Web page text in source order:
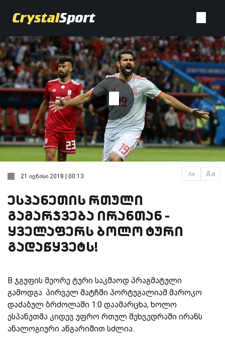
Aa Aa
21 ივნისი 2018 | 00:13
ესპანეთის რთული
გამარჯვება ირანთან -
ყველაფერს ბოლო ტური
გადაწყვეტს!
B ჯგუფის მეორე ტური საკმაოდ პრაგმატული
გამოდგა. პირველ მატჩში პორტუგალიამ მაროკო
დაძაბულ ბრძოლაში 1:0 დაამარცხა, ხოლო
ესპანეთმა კიდევ უფრო რთულ შეხვედრაში ირანს
ანალოგიური ანგარიშით სძლია.